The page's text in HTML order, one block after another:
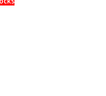
comece por considerar o